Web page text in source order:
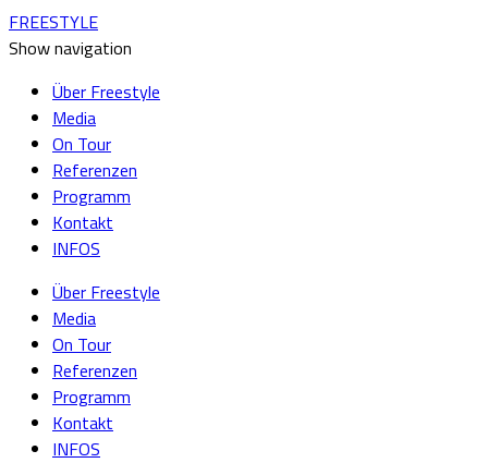
FREESTYLE
Show navigation
Über Freestyle
Media
On Tour
Referenzen
Programm
Kontakt
INFOS
Über Freestyle
Media
On Tour
Referenzen
Programm
Kontakt
INFOS